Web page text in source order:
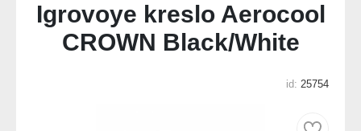
Igrovoye kreslo Aerocool
CROWN Black/White
id: 25754